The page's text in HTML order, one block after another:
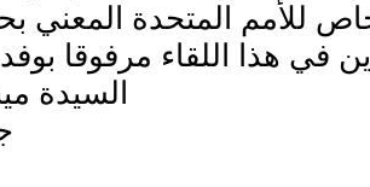
للأمم المتحدة المعني
– السيدة